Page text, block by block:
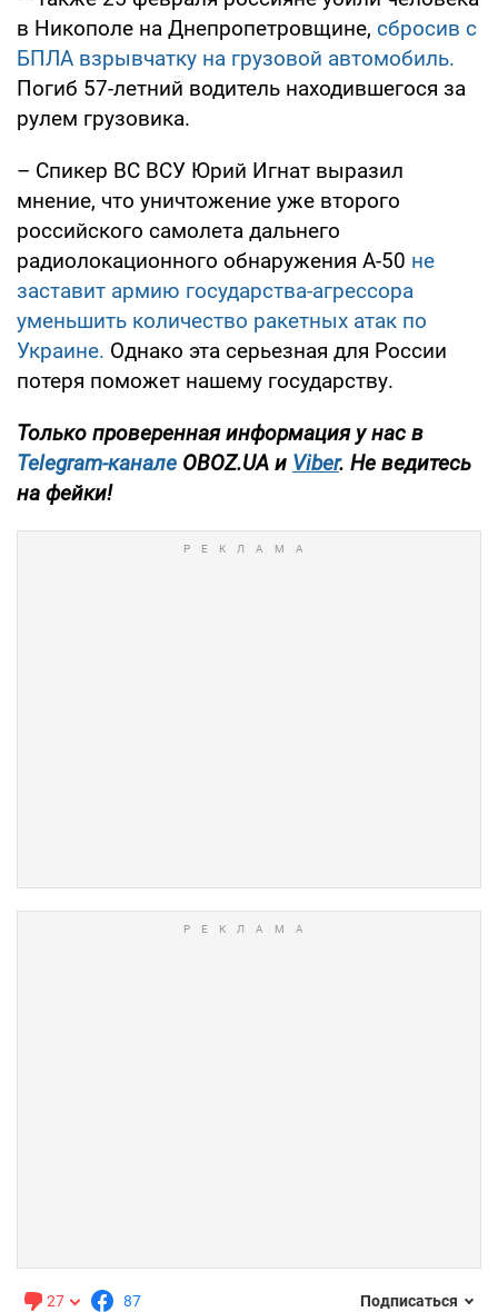
в Никополе на Днепропетровщине, сбросив с
БПЛА взрывчатку на грузовой автомобиль.
Погиб 57-летний водитель находившегося за
рулем грузовика.
– Спикер ВС ВСУ Юрий Игнат выразил
мнение, что уничтожение уже второго
российского самолета дальнего
радиолокационного обнаружения А-50 не
заставит армию государства-агрессора
уменьшить количество ракетных атак по
Украине. Однако эта серьезная для России
потеря поможет нашему государству.
Только проверенная информация у нас в
Telegram-канале OBOZ.UA и Viber. Не ведитесь
на фейки!
27 87 Подписаться